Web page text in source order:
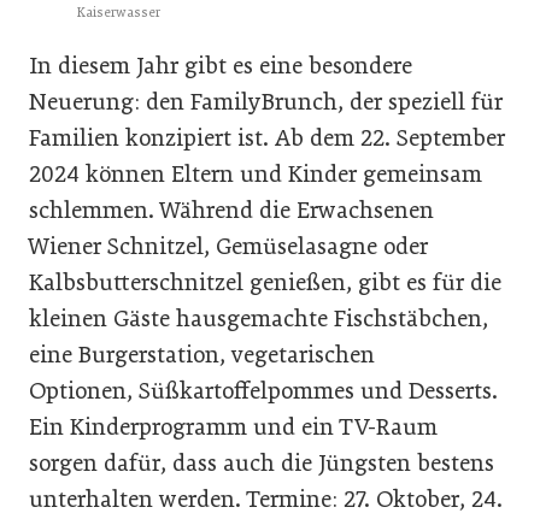
Kaiserwasser
In diesem Jahr gibt es eine besondere
Neuerung: den FamilyBrunch, der speziell für
Familien konzipiert ist. Ab dem 22. September
2024 können Eltern und Kinder gemeinsam
schlemmen. Während die Erwachsenen
Wiener Schnitzel, Gemüselasagne oder
Kalbsbutterschnitzel genießen, gibt es für die
kleinen Gäste hausgemachte Fischstäbchen,
eine Burgerstation, vegetarischen
Optionen, Süßkartoffelpommes und Desserts.
Ein Kinderprogramm und ein TV-Raum
sorgen dafür, dass auch die Jüngsten bestens
unterhalten werden. Termine: 27. Oktober, 24.